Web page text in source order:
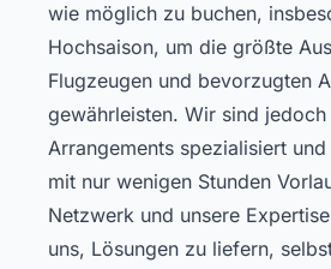
wie möglich zu buchen,
Hochsaison, um die größte
Flugzeugen und bevorzugten
gewährleisten. Wir sind
Arrangements spezialisiert
mit nur wenigen Stunden
Netzwerk und unsere
uns, Lösungen zu liefern,